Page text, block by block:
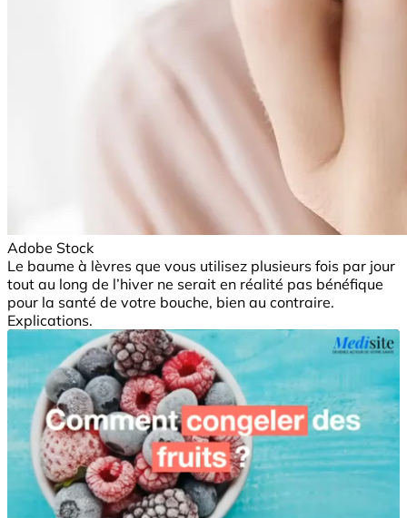
Adobe Stock
Le baume à lèvres que vous utilisez plusieurs fois par jour
tout au long de l’hiver ne serait en réalité pas bénéfique
pour la santé de votre bouche, bien au contraire.
Explications.